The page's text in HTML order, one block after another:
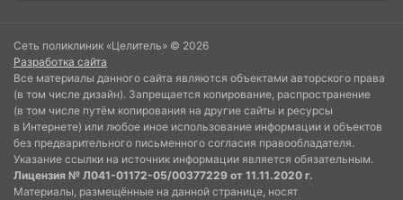
Сеть поликлиник «Целитель» © 2026
Разработка сайта
Все материалы данного сайта являются объектами авторского права
(в том числе дизайн). Запрещается копирование, распространение
(в том числе путём копирования на другие сайты и ресурсы
в Интернете) или любое иное использование информации и объектов
без предварительного письменного согласия правообладателя.
Указание ссылки на источник информации является обязательным.
Лицензия № Л041-01172-05/00377229 от 11.11.2020 г.
Материалы, размещённые на данной странице, носят